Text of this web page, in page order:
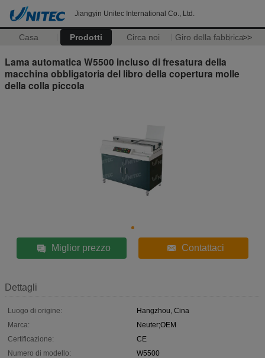
Jiangyin Unitec International Co., Ltd.
Casa Prodotti Circa noi Giro della fabbrica>>
Lama automatica W5500 incluso di fresatura della
macchina obbligatoria del libro della copertura molle
della colla piccola
Miglior prezzo Contattaci
Dettagli
Luogo di origine:
Hangzhou, Cina
Marca:
Neuter;OEM
Certificazione:
CE
Numero di modello:
W5500